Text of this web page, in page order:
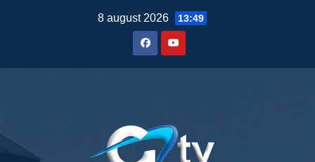
8 august 2026 13:49